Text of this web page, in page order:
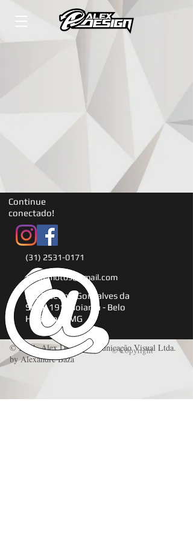
© 2014 Alex Design Comunicação Visual Ltda.
by Alexandre Baza
(31) 2531-0171
alexd.motos@gmail.com
Av. Josefino Gonçalves da
Silva, 191, Goiania - Belo
Horizonte.MG
Continue
conectado!
© Copyright